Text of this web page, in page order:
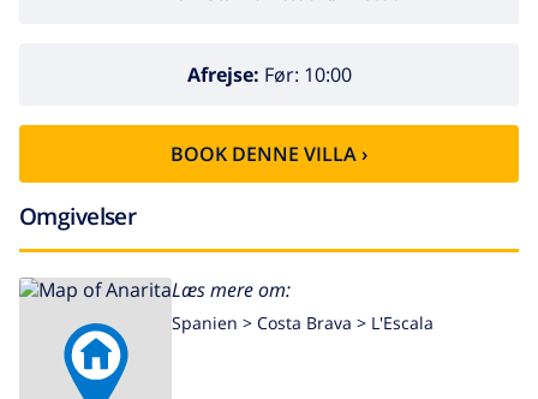
Afrejse: Før: 10:00
BOOK DENNE VILLA ›
Omgivelser
Læs mere om:
Spanien > Costa Brava > L'Escala